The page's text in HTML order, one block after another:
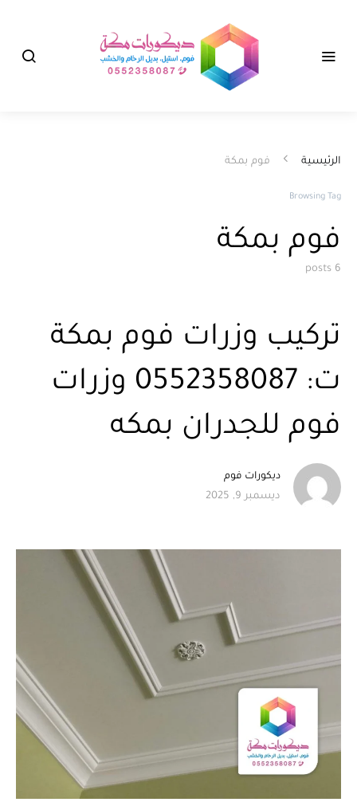
الرئيسية فوم بمكة
Browsing Tag
فوم بمكة
6 posts
تركيب وزرات فوم بمكة
ت: 0552358087 وزرات
فوم للجدران بمكه
ديكورات فوم
ديسمبر 9, 2025